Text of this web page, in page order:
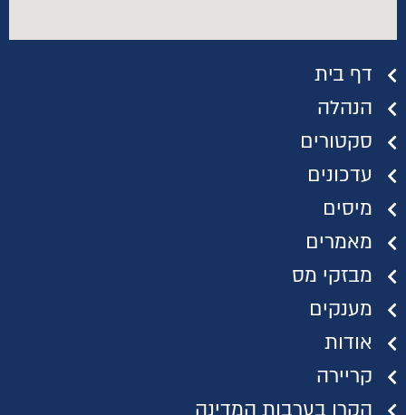
דף בית
הנהלה
סקטורים
עדכונים
מיסים
מאמרים
מבזקי מס
מענקים
אודות
קריירה